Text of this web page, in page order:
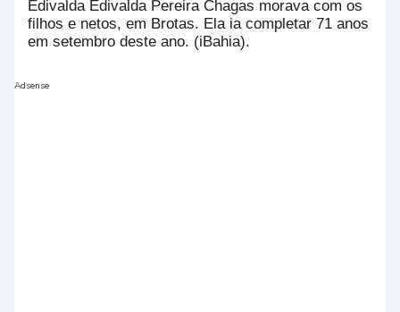
Edivalda Edivalda Pereira Chagas morava com os
filhos e netos, em Brotas. Ela ia completar 71 anos
em setembro deste ano. (iBahia).
Adsense